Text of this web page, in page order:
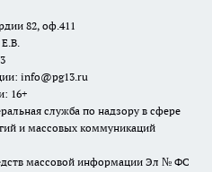
82, оф.411
info@pg13.ru
16+
служба по надзору в сфере
и массовых коммуникаций
массовой информации Эл № ФС